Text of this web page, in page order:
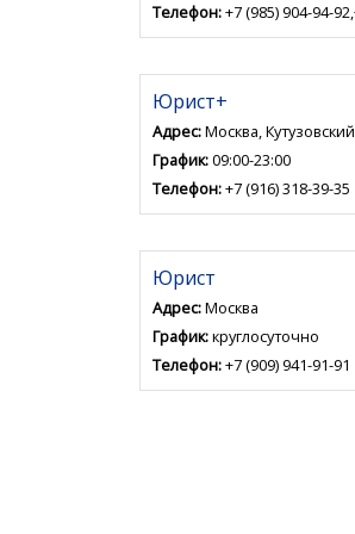
Телефон:+7 (985) 904-94-
Юрист+
Адрес:Москва,
График:09:00-23:00
Телефон:+7 (916) 318-39-35
Юрист
Адрес:Москва
График:круглосуточно
Телефон:+7 (909) 941-91-91